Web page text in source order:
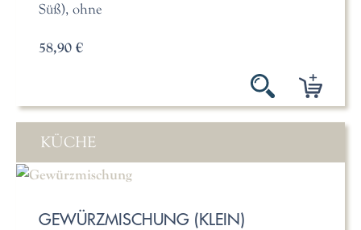
Süß), ohne
58,90 €
KÜCHE
GEWÜRZMISCHUNG (KLEIN)